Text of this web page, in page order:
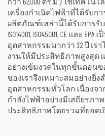
กว่า 62,000 ตร.ม.) ใช้เทคโ
เครื่องกำเนิดไฟฟ้าที่ได้รับก
ผลิตภัณฑ์เหล่านี้ได้รับการรับร
ISO14001, ISO45001, CE และ
อุตสาหกรรมมากว่า 32 ปี เร
งานให้มีประสิทธิภาพสูงสุด
อย่างเข้มงวดในทุกขั้นตอนข
ของเราจึงเหมาะสมอย่างยิ่
อุตสาหกรรมทั่วโลก เนื่องจ
กำลังไฟฟ้าอย่างมีเสถียรภา
ประสิทธิภาพโดยรวมที่ยอดเ